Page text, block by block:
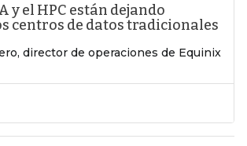
y el HPC están dejando
centros de datos tradicionales
director de operaciones de Equinix